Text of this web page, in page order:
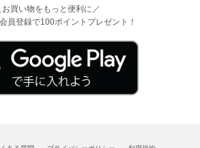
お買い物をもっと便利に／
員登録で100ポイントプレゼント！